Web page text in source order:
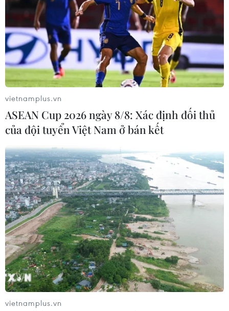
(Nguồn: REX)
vietnamplus.vn
ASEAN Cup 2026 ngày 8/8: Xác định đối thủ
của đội tuyển Việt Nam ở bán kết
vietnamplus.vn